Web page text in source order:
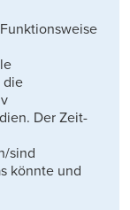
die
Der Zeit-
sind
könnte und